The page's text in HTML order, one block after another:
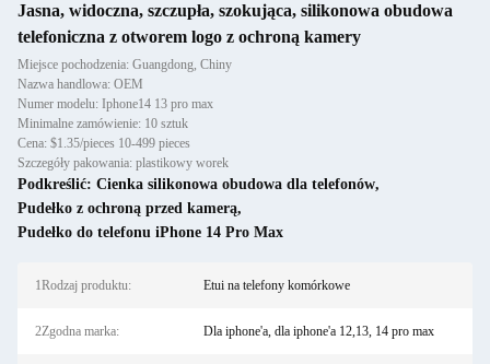
Jasna, widoczna, szczupła, szokująca, silikonowa obudowa
telefoniczna z otworem logo z ochroną kamery
Miejsce pochodzenia: Guangdong, Chiny
Nazwa handlowa: OEM
Numer modelu: Iphone14 13 pro max
Minimalne zamówienie: 10 sztuk
Cena: $1.35/pieces 10-499 pieces
Szczegóły pakowania: plastikowy worek
Podkreślić: Cienka silikonowa obudowa dla telefonów,
Pudełko z ochroną przed kamerą,
Pudełko do telefonu iPhone 14 Pro Max
1Rodzaj produktu: Etui na telefony komórkowe
2Zgodna marka: Dla iphone'a, dla iphone'a 12,13, 14 pro max